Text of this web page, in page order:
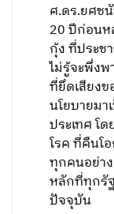
ศ.ดร.ยศช
20 ปีก่อน
กุ้ง ที่ประช
ไม่รู้จะพึ่ง
ที่ยึดเสียง
นโยบายมา
ประเทศ โ
โรค ที่คืนโ
ทุกคนอย่าง
หลักที่ทุกรั
ปัจจุบัน